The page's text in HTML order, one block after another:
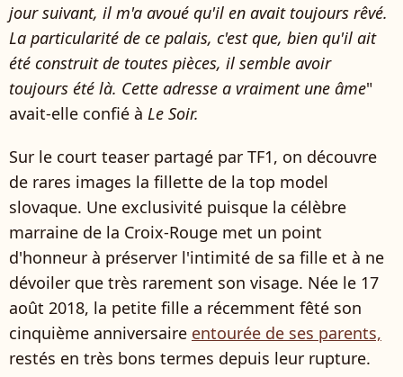
jour suivant, il m'a avoué qu'il en avait toujours rêvé.
La particularité de ce palais, c'est que, bien qu'il ait
été construit de toutes pièces, il semble avoir
toujours été là. Cette adresse a vraiment une âme"
avait-elle confié à Le Soir.
Sur le court teaser partagé par TF1, on découvre
de rares images la fillette de la top model
slovaque. Une exclusivité puisque la célèbre
marraine de la Croix-Rouge met un point
d'honneur à préserver l'intimité de sa fille et à ne
dévoiler que très rarement son visage. Née le 17
août 2018, la petite fille a récemment fêté son
cinquième anniversaire entourée de ses parents,
restés en très bons termes depuis leur rupture.